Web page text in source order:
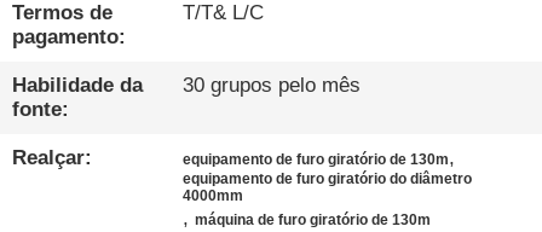
NOS
CONVERSAR
AGORA
Termos de
pagamento:
T/T& L/C
Habilidade da
fonte:
30 grupos pelo mês
Realçar: equipamento de furo giratório de 130m,
equipamento de furo giratório do diâmetro
4000mm
,máquina de furo giratório de 130m